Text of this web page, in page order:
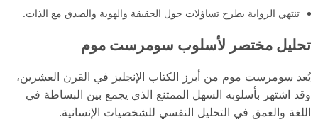
تنتهي الرواية بطرح تساؤلات حول الحقيقة والهوية والصدق مع الذات.
تحليل مختصر لأسلوب سومرست موم
يُعد سومرست موم من أبرز الكتاب الإنجليز في القرن العشرين،
وقد اشتهر بأسلوبه السهل الممتنع الذي يجمع بين البساطة في
اللغة والعمق في التحليل النفسي للشخصيات الإنسانية.